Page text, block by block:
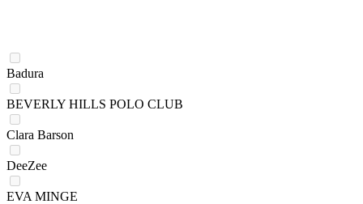
Badura
BEVERLY HILLS POLO CLUB
Clara Barson
DeeZee
EVA MINGE